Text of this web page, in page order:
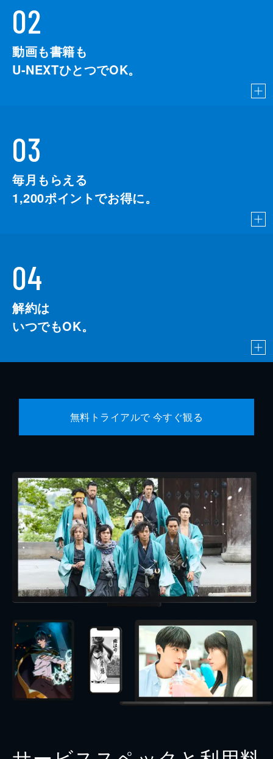
02
動画も書籍も
U-NEXTひとつでOK。
03
毎月もらえる
1,200ポイントでお得に。
04
解約は
いつでもOK。
無料トライアルで 今すぐ観る